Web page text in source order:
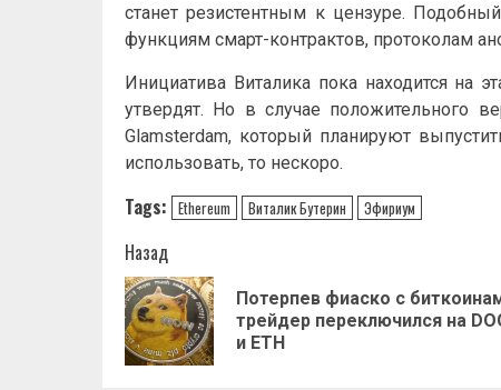
станет резистентным к цензуре.
функциям смарт-контрактов, протоколам
Инициатива Виталика пока находится на
утвердят. Но в случае положительного
Glamsterdam, который планируют
использовать, то нескоро.
Tags: Ethereum Виталик Бутерин Эфириум
Навигация
записи
Назад
Потерпев фиаско с
трейдер переключился на
и ETH